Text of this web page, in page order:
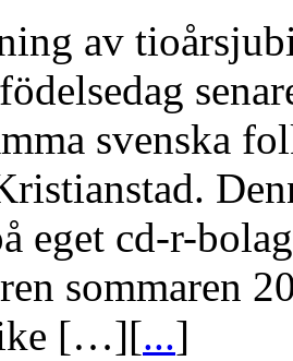
av
svenska
eget cd-r-
sommaren
[…][...]